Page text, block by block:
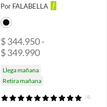
Por FALABELLA
$ 344.950 -
$ 349.990
Llega mañana
Retira mañana
(4)